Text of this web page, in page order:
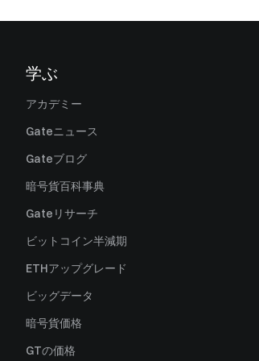
学ぶ
アカデミー
Gateニュース
Gateブログ
暗号貨百科事典
Gateリサーチ
ビットコイン半減期
ETHアップグレード
ビッグデータ
暗号貨価格
GTの価格